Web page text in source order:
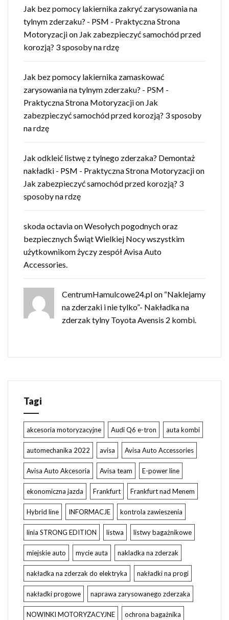
Jak bez pomocy lakiernika zakryć zarysowania na
tylnym zderzaku? - PSM - Praktyczna Strona
Motoryzacjion Jak zabezpieczyć samochód przed
korozją? 3 sposoby na rdzę
Jak bez pomocy lakiernika zamaskować
zarysowania na tylnym zderzaku? - PSM -
Praktyczna Strona Motoryzacjion Jak
zabezpieczyć samochód przed korozją? 3 sposoby
na rdzę
Jak odkleić listwę z tylnego zderzaka? Demontaż
nakładki - PSM - Praktyczna Strona Motoryzacjion
Jak zabezpieczyć samochód przed korozją? 3
sposoby na rdzę
skoda octaviaonWesołych pogodnych oraz
bezpiecznych Świąt Wielkiej Nocy wszystkim
użytkownikom życzy zespół Avisa Auto
Accessories.
CentrumHamulcowe24.plon “Naklejamy
na zderzaki i nie tylko”- Nakładka na
zderzak tylny Toyota Avensis 2 kombi.
Tagi
akcesoria motoryzacyjne Audi Q6 e-tron auta kombi
automechanika 2022 avisa Avisa Auto Accessories
Avisa Auto Akcesoria Avisa team E-power line
ekonomiczna jazda Frankfurt Frankfurt nad Menem
Hybrid line INFORMACJE kontrola zawieszenia
linia STRONG EDITION listwa listwy bagażnikowe
miejskie auto mycie auta nakladka na zderzak
nakładka na zderzak do elektryka nakładki na progi
nakładki progowe naprawa zarysowanego zderzaka
NOWINKI MOTORYZACYJNE ochrona bagażnika